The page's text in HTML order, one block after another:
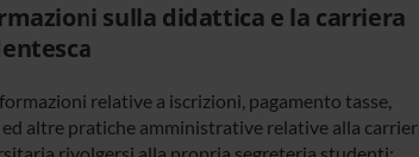
sulla didattica e la carriera
relative a iscrizioni, pagamento tasse,
ed altre pratiche amministrative relative alla